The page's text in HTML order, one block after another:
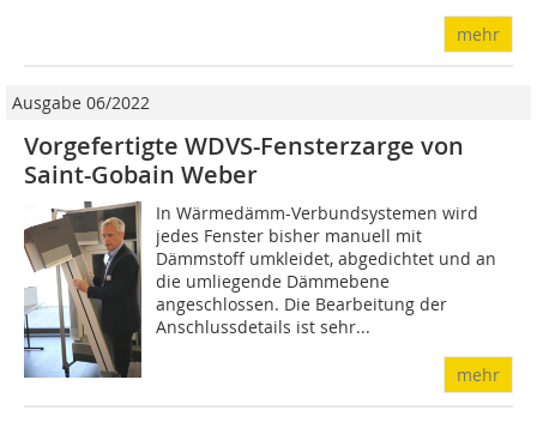
mehr
Ausgabe 06/2022
Vorgefertigte WDVS-Fensterzarge von
Saint-Gobain Weber
In Wärmedämm-Verbundsystemen wird
jedes Fenster bisher manuell mit
Dämmstoff umkleidet, abgedichtet und an
die umliegende Dämmebene
angeschlossen. Die Bearbeitung der
Anschlussdetails ist sehr...
mehr